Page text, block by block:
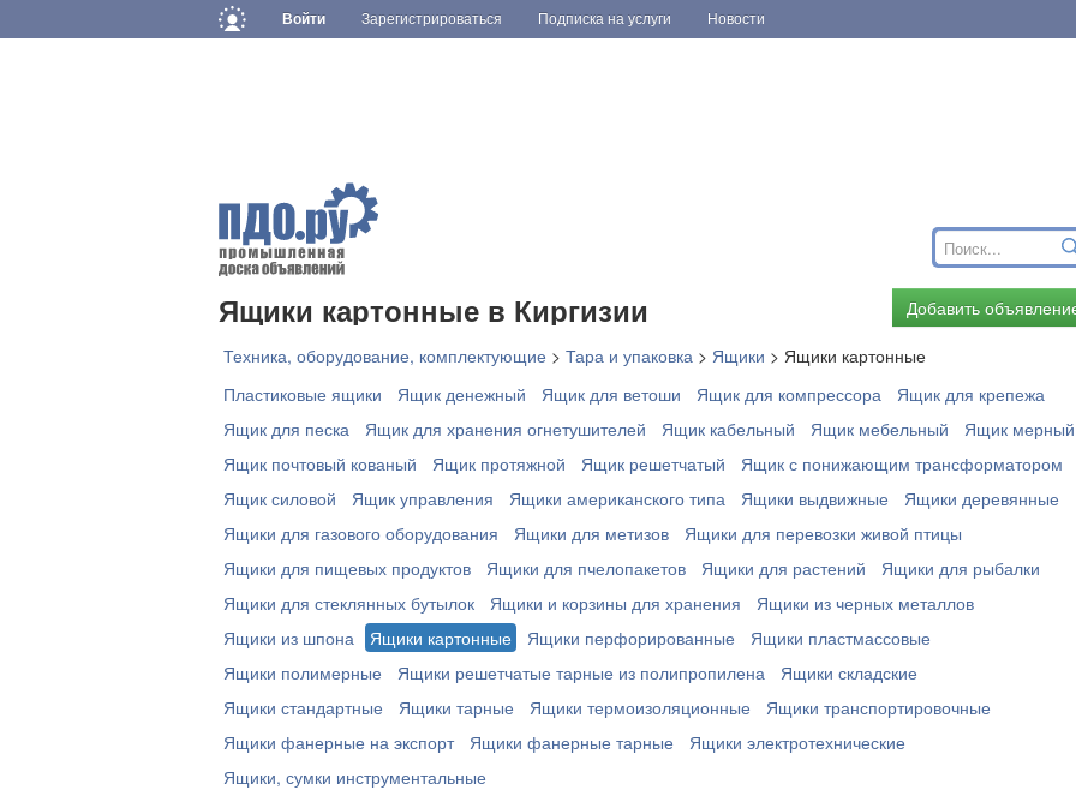
Войти Зарегистрироваться Подписка на услуги Новости
Ящики картонные в Киргизии
Добавить
Техника, оборудование, комплектующие > Тара и упаковка > Ящики > Ящики картонные
Пластиковые ящики
Ящик денежный Ящик для ветоши Ящик для компрессора
Ящик для крепежа
Ящик для песка
Ящик для хранения огнетушителей Ящик кабельный Ящик мебельный
Ящик мерный
Ящик почтовый кованый
Ящик протяжной Ящик решетчатый
Ящик с понижающим трансформатором
Ящик силовой
Ящик управления Ящики американского типа Ящики выдвижные
Ящики деревянные
Ящики для газового оборудования
Ящики для метизов
Ящики для перевозки живой птицы
Ящики для пищевых продуктов
Ящики для пчелопакетов Ящики для растений
Ящики для рыбалки
Ящики для стеклянных бутылок
Ящики и корзины для хранения
Ящики из черных металлов
Ящики из шпона
Ящики картонные Ящики перфорированные
Ящики пластмассовые
Ящики полимерные
Ящики решетчатые тарные из полипропилена
Ящики складские
Ящики стандартные
Ящики тарные Ящики термоизоляционные
Ящики транспортировочные
Ящики фанерные на экспорт
Ящики фанерные тарные
Ящики электротехнические
Ящики, сумки инструментальные